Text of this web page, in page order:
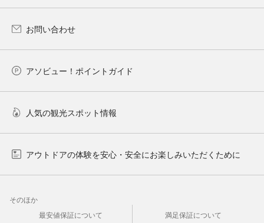
お問い合わせ
アソビュー！ポイントガイド
人気の観光スポット情報
アウトドアの体験を安心・安全にお楽しみいただくために
そのほか
最安値保証について
満足保証について